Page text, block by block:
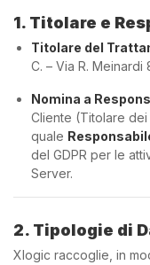
1. Titolare e
Titolare del
C. – Via R.
Nomina a
Cliente (Titolare
quale
del GDPR per le
Server.
2. Tipologie di
Xlogic raccoglie, in